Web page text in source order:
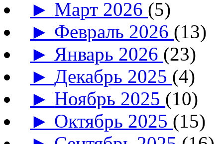
► Март 2026 (5)
► Февраль 2026 (13)
► Январь 2026 (23)
►Декабрь 2025 (4)
► Ноябрь 2025 (10)
► Октябрь 2025 (15)